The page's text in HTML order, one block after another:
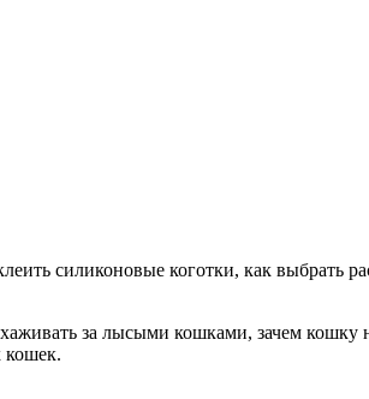
силиконовые коготки, как выбрать
за лысыми кошками, зачем кошку
кошек.